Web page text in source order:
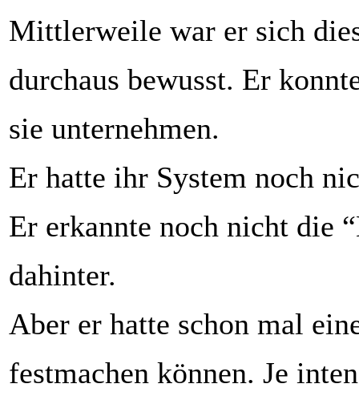
Mittlerweile war er sich
durchaus bewusst. Er
sie unternehmen.
Er hatte ihr System noch
Er erkannte noch nicht die
dahinter.
Aber er hatte schon mal
festmachen können. Je